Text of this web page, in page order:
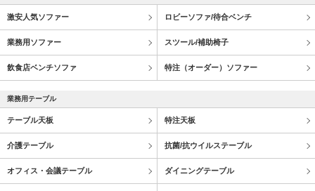
激安人気ソファー ロビーソファ/待合ベンチ
業務用ソファー スツール/補助椅子
飲食店ベンチソファ 特注（オーダー）ソファー
業務用テーブル
テーブル天板 特注天板
介護テーブル 抗菌/抗ウイルステーブル
オフィス・会議テーブル ダイニングテーブル